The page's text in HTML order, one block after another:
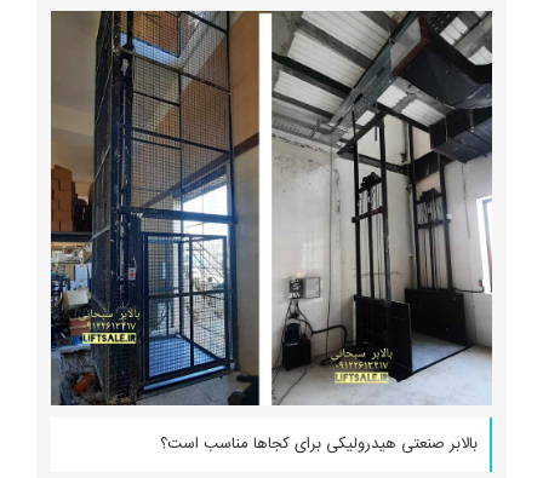
بالابر صنعتی هیدرولیکی برای کجاها مناسب است؟